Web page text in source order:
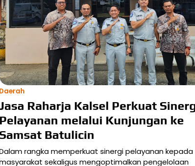
Daerah
Raharja Kalsel Perkuat
Pelayanan melalui Kunjungan ke
Samsat Batulicin
rangka memperkuat sinergi pelayanan kepada
sekaligus mengoptimalkan pengelolaan